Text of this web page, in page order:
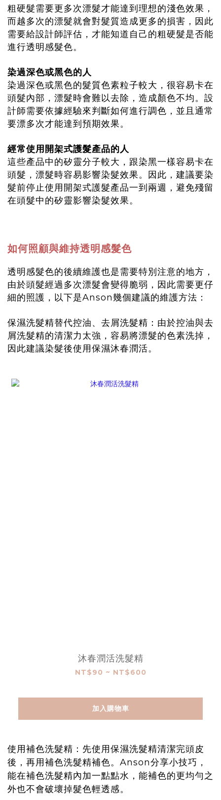
粗硬髮需要更多次漂髮才能達到理想的淺色效果，
而越多次的漂髮就會對髮質造成更多的損害，因此
需要給設計師評估，才能知道自己的粗硬髮是否能
進行透明感髮色。
染過深色或黑色的人
染過深色或黑色的髮質色素粒子較大，很容易卡在
頭髮內部，漂髮時會難以去除，造成顏色不均。設
計師需要依據經驗來判斷如何進行調色，並且通常
要漂多次才能達到預期效果。
經常使用開架式護髮產品的人
這些產品中的矽靈分子較大，跟染黑一樣容易卡在
頭髮，漂髮時容易影響染髮效果。因此，建議要染
髮前停止使用開架式護髮產品一到兩週，避免殘留
在頭髮中的矽靈影響染髮效果。
如何照顧與維持透明感髮色
透明感髮色的後續維護也是需要特別注意的地方，
由於頭髮經過多次漂髮會變得脆弱，因此需要更仔
細的照護，以下是Anson幾個建議的維護方法：
保濕洗髮精替代控油、去屑洗髮精：由於控油與去
屑洗髮精的清潔力太強，容易將漂髮的色素洗掉，
因此建議染髮後使用保濕沐春潤活。
沐春潤活洗髮精
NT$90 ~ NT$600
加入購物車
使用補色洗髮精：先使用保濕洗髮精清潔完頭皮
後，再用補色洗髮精補色。Anson分享小技巧，
能在補色洗髮精內加一點點水，能補色的更均勻之
外也不會破壞掉髮色輕透感。